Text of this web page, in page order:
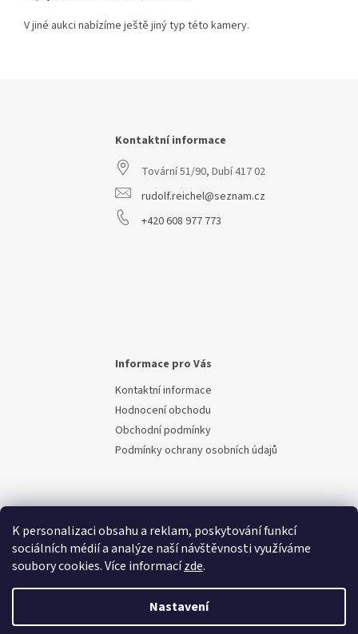
K personalizaci obsahu a reklam, poskytování funkcí
sociálních médií a analýze naší návštěvnosti využíváme
soubory cookies. Více informacízde.
Nastavení
V jiné aukci nabízíme ještě jiný typ této kamery.
Kontaktní informace
Tovární 51/90, Dubí 417 02
rudolf.reichel@seznam.cz
+420 608 977 773
Informace pro Vás
Kontaktní informace
Hodnocení obchodu
Obchodní podmínky
Podmínky ochrany osobních údajů